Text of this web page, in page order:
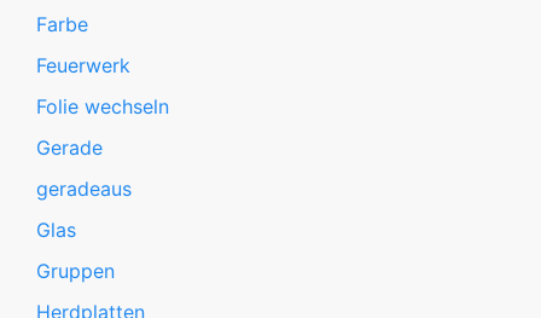
Farbe
Feuerwerk
Folie wechseln
Gerade
geradeaus
Glas
Gruppen
Herdplatten